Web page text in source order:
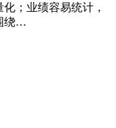
；业绩容易统计，
绕…